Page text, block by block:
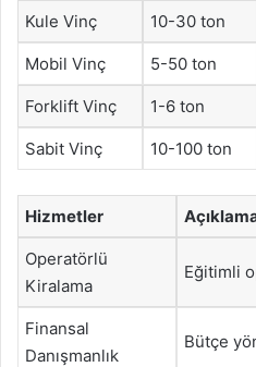
Kule Vinç 10-30 ton
Mobil Vinç 5-50 ton
Forklift Vinç 1-6 ton
Sabit Vinç 10-100 ton
Hizmetler
Operatörlü
Kiralama
Eğitimli
Finansal
Danışmanlık
Bütçe